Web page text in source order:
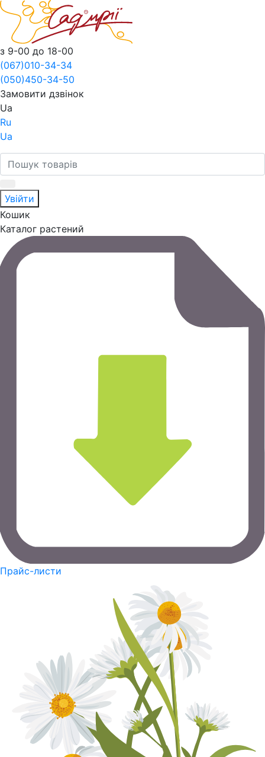
з 9-00 до 18-00
(067)010-34-34
(050)450-34-50
Замовити дзвінок
Ua
Ru
Ua
Увійти
Кошик
Каталог растений
Прайс-листи